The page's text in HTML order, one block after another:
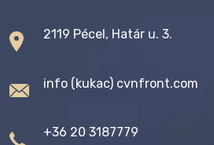
2119 Pécel, Határ u. 3.
info (kukac) cvnfront.com
+36 20 3187779